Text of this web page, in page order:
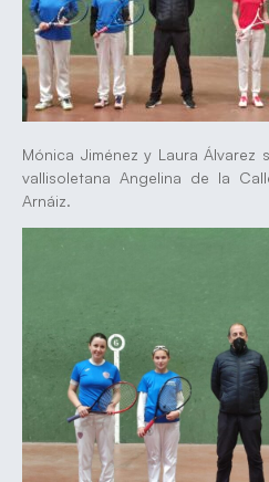
Mónica Jiménez y Laura Álvarez
vallisoletana Angelina de la
Arnáiz.